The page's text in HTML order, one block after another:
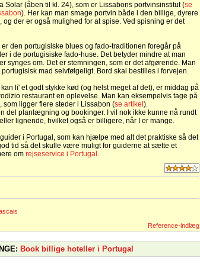
Solar (åben til kl. 24), som er Lissabons portvinsinstitut (se
). Her kan man smage portvin både i den billige, dyrere
og der er også mulighed for at spise. Ved spisning er det
den portugisiske blues og fado-traditionen foregår på
i de portugisiske fado-huse. Det betyder mindre at man
synges om. Det er stemningen, som er det afgørende. Man
mad selvfølgeligt. Bord skal bestilles i forvejen.
li' et godt stykke kød (og helst meget af det), er middag på
restaurant en oplevelse. Man kan eksempelvis tage på
som ligger flere steder i Lissabon (se artikel ).
del planlægning og bookinger. I vil nok ikke kunne nå rundt
lignende, hvilket også er billigere, når I er mange.
i Portugal, som kan hjælpe med alt det praktiske så det
tid så det skulle være muligt for guiderne at sætte et
om rejseservice i Portugal .
Reference-indlæg
Book billige hoteller i Portugal